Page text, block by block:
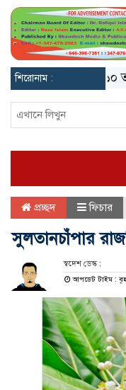
শিরোনাম :
মিয়ানমার ১০ তলা
প্রচ্ছদ ফিচার
সুলতানচাঁপার
স্বদেশ ডেস্ক :
আপডেট টাইম :